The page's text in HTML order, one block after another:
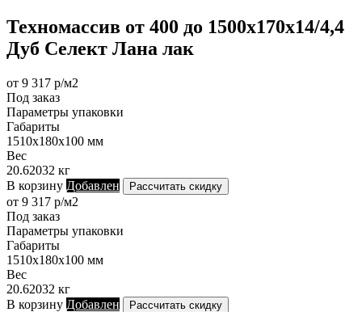
Техномассив от 400 до 1500х170х14/4,4
Дуб Селект Лана лак
от 9 317 р/м2
Под заказ
Параметры упаковки
Габариты
1510х180х100 мм
Вес
20.62032 кг
В корзину Добавлен Рассчитать скидку
от 9 317 р/м2
Под заказ
Параметры упаковки
Габариты
1510х180х100 мм
Вес
20.62032 кг
В корзину Добавлен Рассчитать скидку